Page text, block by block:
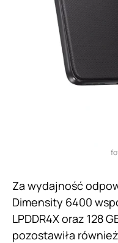
Za wydajność
Dimensity 6400
LPDDR4X oraz 128
pozostawiła